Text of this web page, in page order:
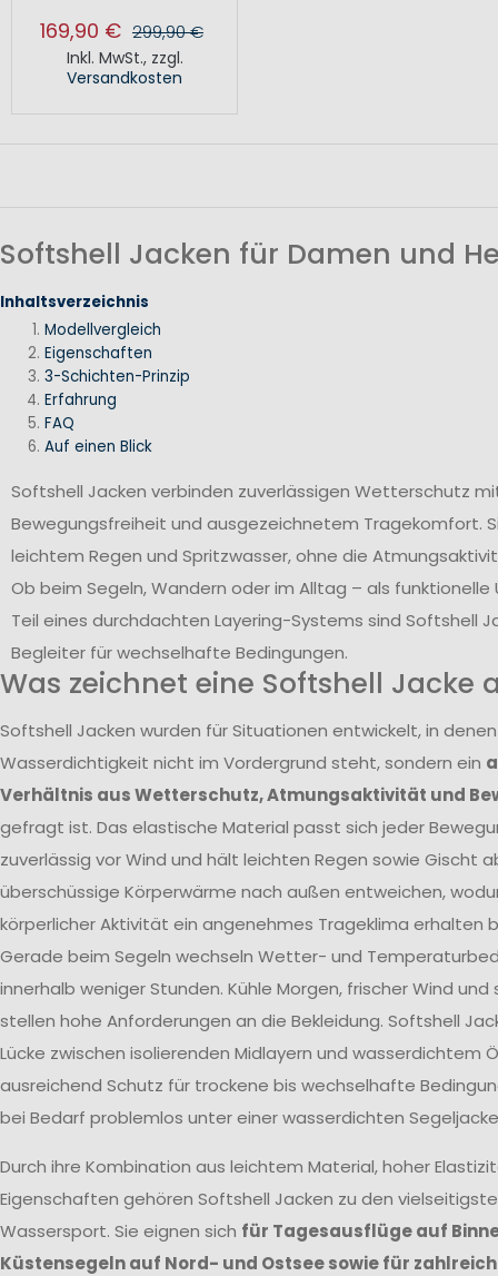
169,90 € 299,90 €
Inkl. MwSt., zzgl.
Versandkosten
Softshell Jacken für Damen und
Inhaltsverzeichnis
Modellvergleich
Eigenschaften
3-Schichten-Prinzip
Erfahrung
FAQ
Auf einen Blick
Softshell Jacken verbinden zuverlässigen Wetterschutz
Bewegungsfreiheit und ausgezeichnetem Tragekomfort.
leichtem Regen und Spritzwasser, ohne die
Ob beim Segeln, Wandern oder im Alltag – als
Teil eines durchdachten Layering-Systems sind Softshell
Begleiter für wechselhafte Bedingungen.
Was zeichnet eine Softshell Jacke
Softshell Jacken wurden für Situationen entwickelt, in
Wasserdichtigkeit nicht im Vordergrund steht, sondern ein
Verhältnis aus Wetterschutz, Atmungsaktivität und
gefragt ist. Das elastische Material passt sich jeder
zuverlässig vor Wind und hält leichten Regen sowie Gischt
überschüssige Körperwärme nach außen entweichen,
körperlicher Aktivität ein angenehmes Trageklima erhalten
Gerade beim Segeln wechseln Wetter- und
innerhalb weniger Stunden. Kühle Morgen, frischer Wind
stellen hohe Anforderungen an die Bekleidung. Softshell
Lücke zwischen isolierenden Midlayern und wasserdichtem
ausreichend Schutz für trockene bis wechselhafte
bei Bedarf problemlos unter einer wasserdichten
Durch ihre Kombination aus leichtem Material, hoher
Eigenschaften gehören Softshell Jacken zu den
Wassersport. Sie eignen sich für Tagesausflüge auf
Küstensegeln auf Nord- und Ostsee sowie für